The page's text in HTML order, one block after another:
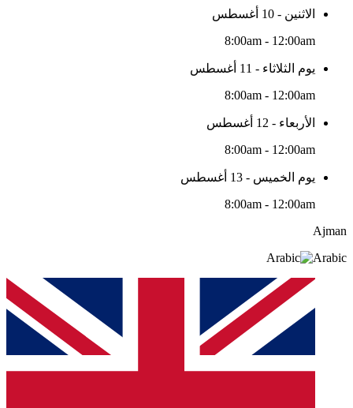
الاثنين - 10 أغسطس
8:00am - 12:00am
يوم الثلاثاء - 11 أغسطس
8:00am - 12:00am
الأربعاء - 12 أغسطس
8:00am - 12:00am
يوم الخميس - 13 أغسطس
8:00am - 12:00am
Ajman
Arabic